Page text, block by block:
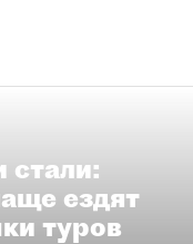
стали:
ездят
туров